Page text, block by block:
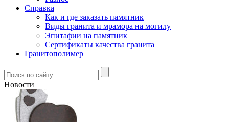
Справка
Как и где заказать памятник
Виды гранита и мрамора на могилу
Эпитафии на памятник
Сертификаты качества гранита
Гранитополимер
Новости